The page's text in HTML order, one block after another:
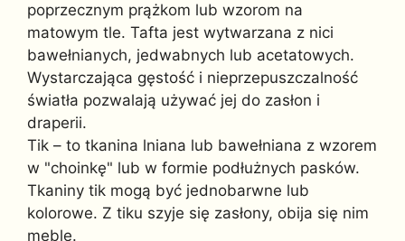
poprzecznym prążkom lub wzorom na
matowym tle. Tafta jest wytwarzana z nici
bawełnianych, jedwabnych lub acetatowych.
Wystarczająca gęstość i nieprzepuszczalność
światła pozwalają używać jej do zasłon i
draperii.
Tik – to tkanina lniana lub bawełniana z wzorem
w "choinkę" lub w formie podłużnych pasków.
Tkaniny tik mogą być jednobarwne lub
kolorowe. Z tiku szyje się zasłony, obija się nim
meble.